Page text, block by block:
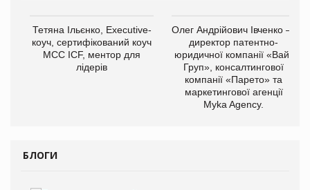
Тетяна Ільєнко, Executive-
коуч, сертифікований коуч
МСС ICF, ментор для
лідерів
Олег Андрійович Івченко —
директор патентно-
юридичної компанії «Вайз
Груп», консалтингової
компанії «Парето» та
маркетингової агенції
Myka Agency.
БЛОГИ